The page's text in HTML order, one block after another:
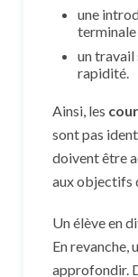
une
terminale
un travail
rapidité.
Ainsi, les
sont pas
doivent être
aux objectifs
Un élève en
En revanche,
approfondir.